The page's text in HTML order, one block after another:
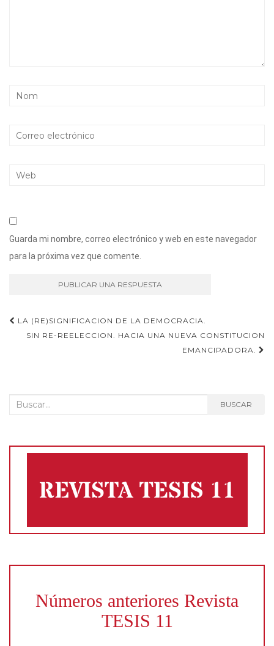
Guarda mi nombre, correo electrónico y web en este navegador
para la próxima vez que comente.
Navegación
LA (RE)SIGNIFICACION DE LA DEMOCRACIA.
SIN RE-REELECCION. HACIA UNA NUEVA CONSTITUCION
EMANCIPADORA.
Buscar: BUSCAR
Números anteriores Revista
TESIS 11